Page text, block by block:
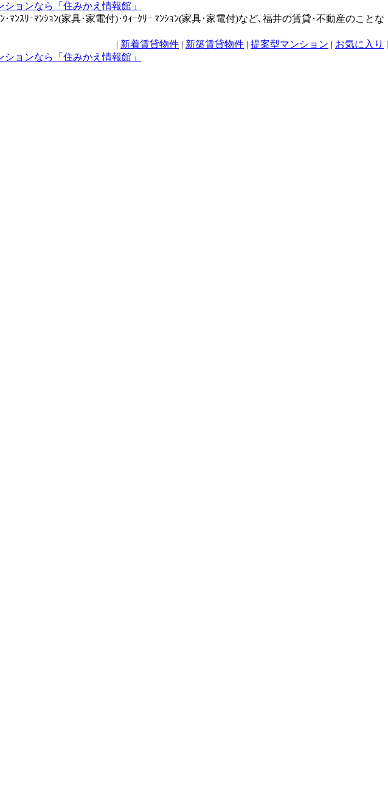
ｽﾘｰﾏﾝｼｮﾝ(家具･家電付)･ｳｨｰｸﾘｰ ﾏﾝｼｮﾝ(家具･家電付)など､福井の賃貸･不動産のことな
| 新着賃貸物件 | 新築賃貸物件 | 提案型マンション | お気に入り |